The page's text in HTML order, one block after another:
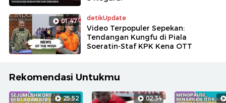
01:47 detikUpdate
Video Terpopuler Sepekan:
Tendangan Kungfu di Piala
Soeratin-Staf KPK Kena OTT
Rekomendasi Untukmu
25:52 02:34